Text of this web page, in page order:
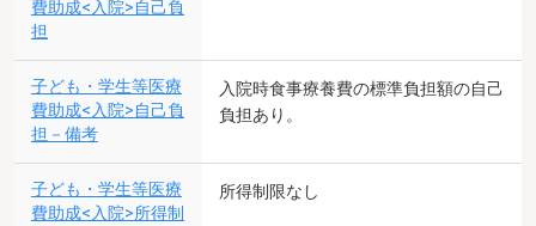
費助成<入院>自己負
担
子ども・学生等医療
費助成<入院>自己負
担－備考
入院時食事療養費の標準負担額の自己
負担あり。
子ども・学生等医療
費助成<入院>所得制
所得制限なし